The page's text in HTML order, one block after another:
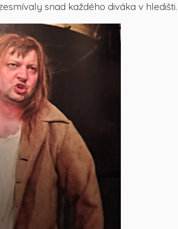
snad každého diváka v hledišti.